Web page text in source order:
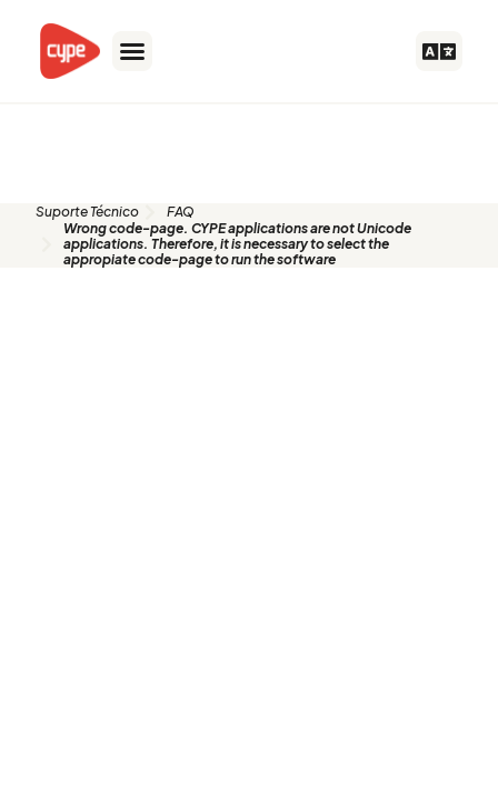
conteúdo
Suporte Técnico
FAQ
Wrong code-page. CYPE applications are not Unicode
applications. Therefore, it is necessary to select the
appropiate code-page to run the software